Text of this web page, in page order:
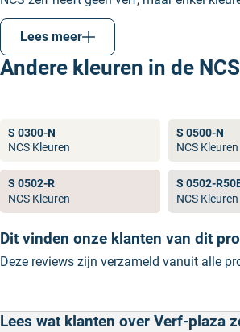
mengen we onder officiële
Het verschil tussen NCS en RAL
NCS enRAL zijn twee verschillende
Een veel gestelde vraag is welke NCS
Lees meer
Andere kleuren in de
S 0300-N
NCS Kleuren
S 0500-N
NCS Kleuren
S 0502-R
NCS Kleuren
S 0502-
NCS Kleuren
Dit vinden onze klanten van dit
Deze reviews zijn verzameld vanuit alle
Lees wat klanten over Verf-plaza